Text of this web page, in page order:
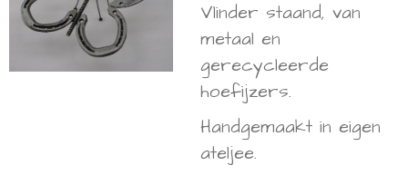
Vlinder staand, van
metaal en
gerecycleerde
hoefijzers.
Handgemaakt in eigen
ateljee.